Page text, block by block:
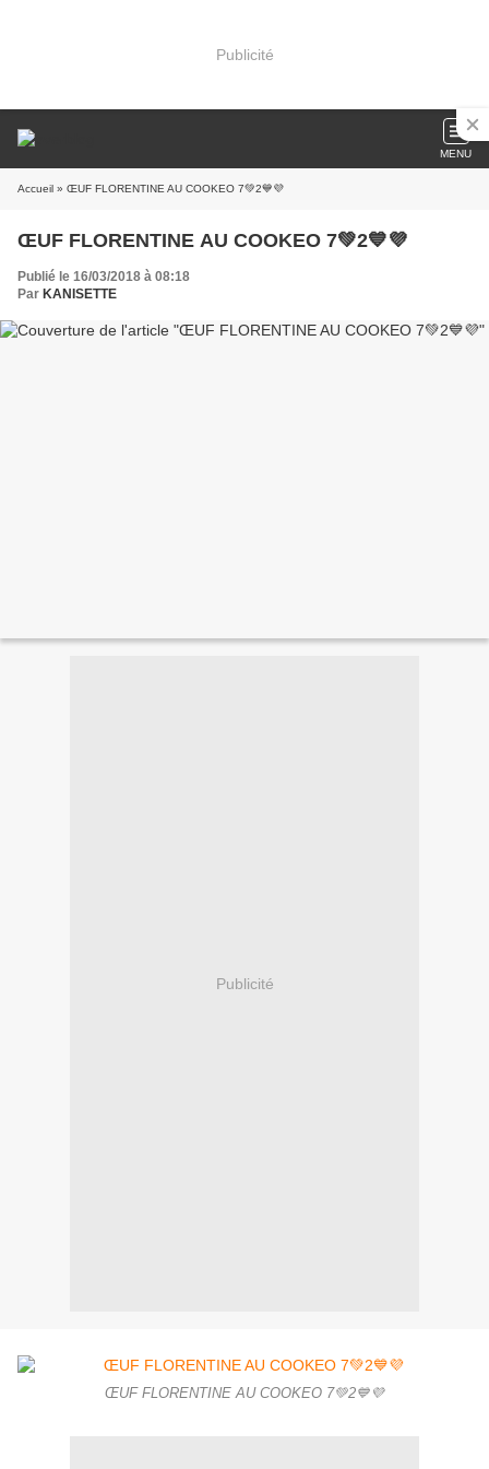
Publicité
MENU
Accueil » ŒUF FLORENTINE AU COOKEO 7💚2💙💜
ŒUF FLORENTINE AU COOKEO 7💚2💙💜
Publié le 16/03/2018 à 08:18
Par KANISETTE
Publicité
ŒUF FLORENTINE AU COOKEO 7💚2💙💜